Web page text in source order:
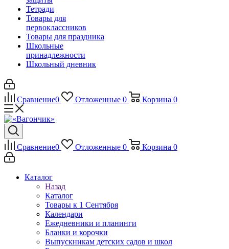
Тетради
Товары для
первоклассников
Товары для праздника
Школьные
принадлежности
Школьный дневник
Сравнение0 Отложенные 0 Корзина 0
Сравнение0 Отложенные 0 Корзина 0
Каталог
Назад
Каталог
Товары к 1 Сентября
Календари
Ежедневники и планинги
Бланки и корочки
Выпускникам детских садов и школ